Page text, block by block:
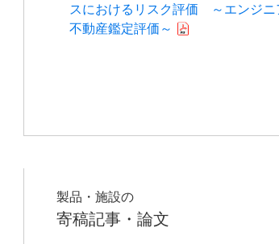
スにおけるリスク評価 ～エンジニ
不動産鑑定評価～
製品・施設の
寄稿記事・論文